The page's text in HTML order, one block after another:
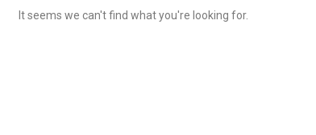
It seems we can't find what you're looking for.